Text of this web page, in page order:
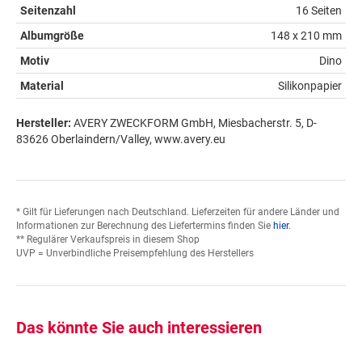
Seitenzahl
16 Seiten
Albumgröße
148 x 210 mm
Motiv
Dino
Material
Silikonpapier
Hersteller: AVERY ZWECKFORM GmbH, Miesbacherstr. 5, D-
83626 Oberlaindern/Valley, www.avery.eu
* Gilt für Lieferungen nach Deutschland. Lieferzeiten für andere Länder und
Informationen zur Berechnung des Liefertermins finden Sie hier.
** Regulärer Verkaufspreis in diesem Shop
UVP = Unverbindliche Preisempfehlung des Herstellers
Das könnte Sie auch interessieren